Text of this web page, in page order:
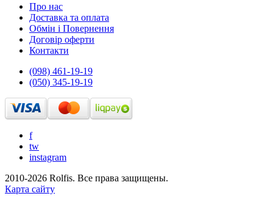
Про нас
Доставка та оплата
Обмін і Повернення
Договір оферти
Контакти
(098) 461-19-19
(050) 345-19-19
f
tw
instagram
2010-2026 Rolfis. Все права защищены.
Карта сайту